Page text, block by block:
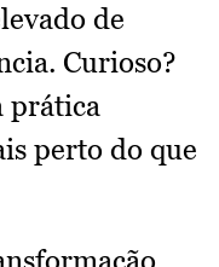
de
Curioso?
prática
perto do que